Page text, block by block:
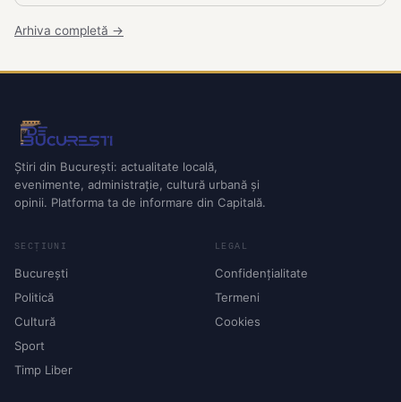
Arhiva completă →
Știri din București: actualitate locală,
evenimente, administrație, cultură urbană și
opinii. Platforma ta de informare din Capitală.
SECȚIUNI
București
Politică
Cultură
Sport
Timp Liber
LEGAL
Confidențialitate
Termeni
Cookies